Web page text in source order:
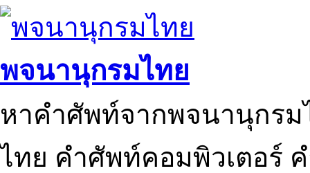
พจนานุกรมไทย
หาคำศัพท์จากพจนานุกรม
ไทย คำศัพท์คอมพิวเตอร์